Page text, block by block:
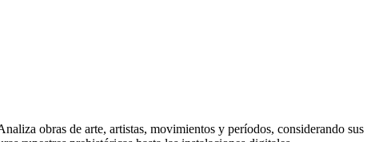
obras de arte, artistas, movimientos y períodos, considerando sus